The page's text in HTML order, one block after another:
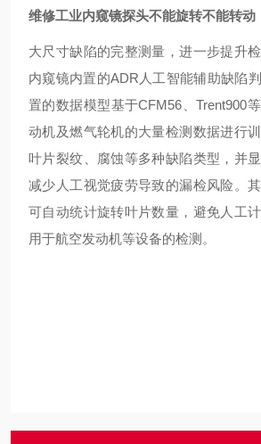
维修工业内窥镜探头不能旋转不能转动
大尺寸缺陷的完整测量，进一步提升检
内窥镜内置的ADR人工智能辅助缺陷
置的数据模型基于CFM56、Trent900
动机及燃气轮机的大量检测数据进行
叶片裂纹、腐蚀等多种缺陷类型，并
减少人工视觉疲劳导致的漏检风险。
可自动统计旋转叶片数量，避免人工
用于航空发动机等设备的检测。